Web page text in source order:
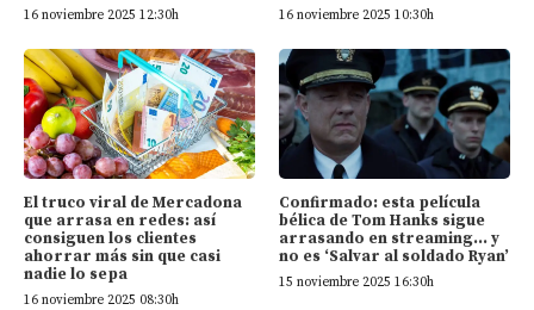
16 noviembre 2025 12:30h 16 noviembre 2025 10:30h
El truco viral de Mercadona
que arrasa en redes: así
consiguen los clientes
ahorrar más sin que casi
nadie lo sepa
16 noviembre 2025 08:30h
Confirmado: esta película
bélica de Tom Hanks sigue
arrasando en streaming… y
no es ‘Salvar al soldado Ryan’
15 noviembre 2025 16:30h